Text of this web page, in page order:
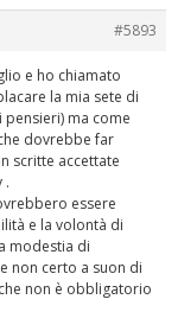
#5893
e ho chiamato
la mia sete di
pensieri) ma come
dovrebbe far
scritte accettate
.
essere
e la volontà di
modestia di
non certo a suon di
non è obbligatorio